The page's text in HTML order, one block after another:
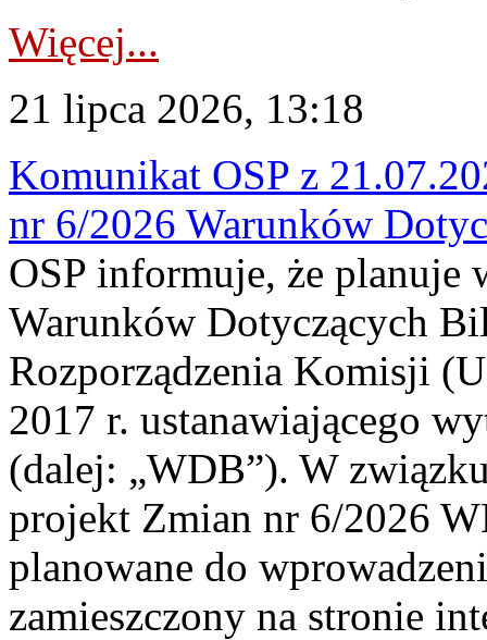
Więcej...
21 lipca 2026, 13:18
Komunikat OSP z
nr 6/2026 Warunków
OSP informuje, że planuje
Warunków Dotyczących
Rozporządzenia Komisji
2017 r. ustanawiającego
(dalej: „WDB”). W
projekt Zmian nr 6/2026
planowane do
zamieszczony na stronie